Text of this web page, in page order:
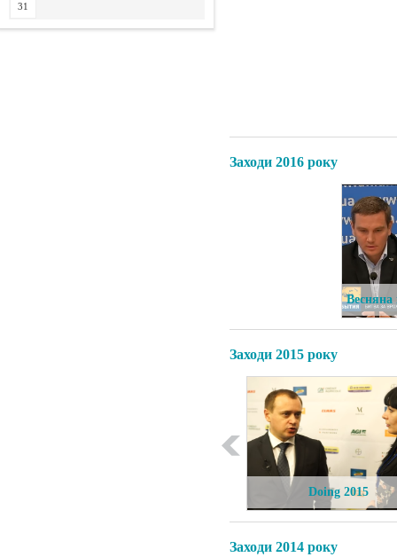
31
Заходи 2016 року
Весняна
Заходи 2015 року
Doing 2015
Заходи 2014 року